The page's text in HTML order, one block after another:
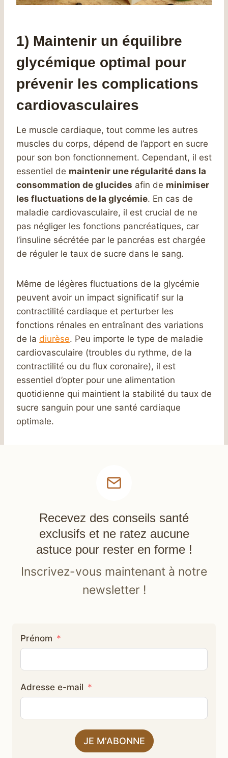
1) Maintenir un équilibre
glycémique optimal pour
prévenir les complications
cardiovasculaires
Le muscle cardiaque, tout comme les autres
muscles du corps, dépend de l’apport en sucre
pour son bon fonctionnement. Cependant, il est
essentiel de maintenir une régularité dans la
consommation de glucides afin de minimiser
les fluctuations de la glycémie. En cas de
maladie cardiovasculaire, il est crucial de ne
pas négliger les fonctions pancréatiques, car
l’insuline sécrétée par le pancréas est chargée
de réguler le taux de sucre dans le sang.
Même de légères fluctuations de la glycémie
peuvent avoir un impact significatif sur la
contractilité cardiaque et perturber les
fonctions rénales en entraînant des variations
de la diurèse. Peu importe le type de maladie
cardiovasculaire (troubles du rythme, de la
contractilité ou du flux coronaire), il est
essentiel d’opter pour une alimentation
quotidienne qui maintient la stabilité du taux de
sucre sanguin pour une santé cardiaque
optimale.
Recevez des conseils santé
exclusifs et ne ratez aucune
astuce pour rester en forme !
Inscrivez-vous maintenant à notre
newsletter !
Prénom
Adresse e-mail
JE M'ABONNE